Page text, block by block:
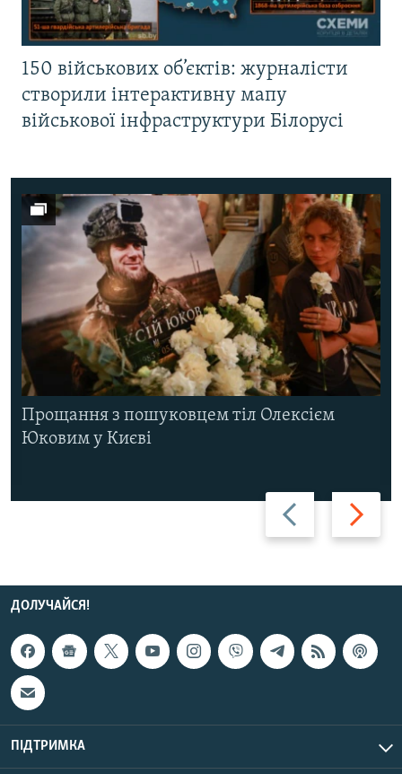
150 військових об’єктів: журналісти
створили інтерактивну мапу
військової інфраструктури Білорусі
Назад Вперед
Прощання з пошуковцем тіл Олексієм
Юковим у Києві
ДОЛУЧАЙСЯ!
ПІДТРИМКА